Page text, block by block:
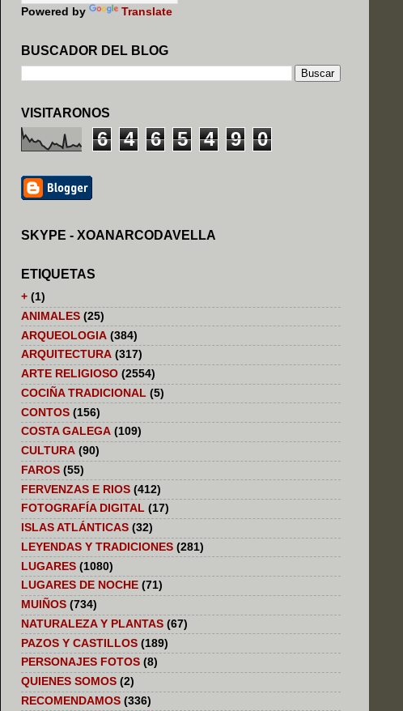
Powered by Translate
BUSCADOR DEL BLOG
VISITARONOS
6 4 6 5 4 9 0
SKYPE - XOANARCODAVELLA
ETIQUETAS
+ (1)
ANIMALES (25)
ARQUEOLOGIA (384)
ARQUITECTURA (317)
ARTE RELIGIOSO (2554)
COCIÑA TRADICIONAL (5)
CONTOS (156)
COSTA GALEGA (109)
CULTURA (90)
FAROS (55)
FERVENZAS E RIOS (412)
FOTOGRAFÍA DIGITAL (17)
ISLAS ATLÁNTICAS (32)
LEYENDAS Y TRADICIONES (281)
LUGARES (1080)
LUGARES DE NOCHE (71)
MUIÑOS (734)
NATURALEZA Y PLANTAS (67)
PAZOS Y CASTILLOS (189)
PERSONAJES FOTOS (8)
QUIENES SOMOS (2)
RECOMENDAMOS (336)